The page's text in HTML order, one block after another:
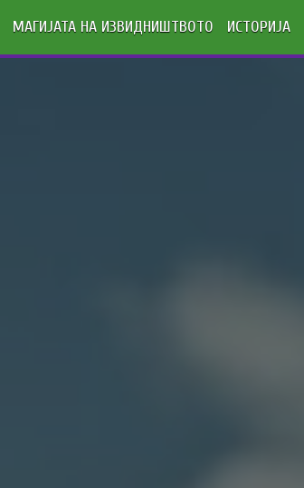
МАГИЈАТА НА ИЗВИДНИШТВОТО ИСТОРИЈА